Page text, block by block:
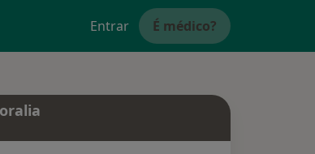
Entrar É médico?